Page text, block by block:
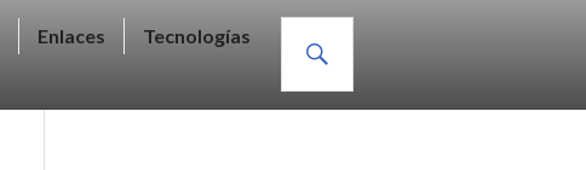
Enlaces
Tecnologías